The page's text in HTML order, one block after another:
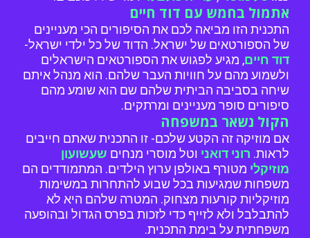
אתמול בחמש עם דוד חיים
התכנית הזו מביאה לכם את הסיפורים הכי מעניינים
של הספורטאים של ישראל. הדוד של כל ילדי ישראל-
דוד חיים, מגיע לפגוש את הספורטאים הישראלים
ולשמוע מהם על חוויות העבר שלהם. הוא מנהל איתם
שיחה בסביבה הביתית שלהם שם הוא שומע מהם
סיפורים סופר מעניינים ומרתקים.
הקול נשאר במשפחה
אם מוזיקה זה הקטע שלכם- זו התכנית שאתם חייבים
לראות. רוני דואני וטל מוסרי מנחים שעשועון
מוזיקלי מטורף באולפן ערוץ הילדים. המתמודדים הם
משפחות שמגיעות בכל שבוע להתחרות במשימות
מוזיקליות קורעות מצחוק. המטרה שלהם היא לא
להתבלבל ולא לזייף כדי לזכות בפרס הגדול ובהופעה
משפחתית על בימת התכנית.